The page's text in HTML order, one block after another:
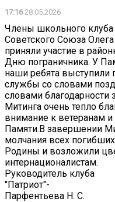
17:1628.05.2026
Члены школьного клуба
Советского Союза
приняли участие в
Дню пограничника. У
наши ребята выступили
службы со словами
словами благодарности
Митинга очень тепло
внимание к ветеранам и
Памяти.В завершении
молчания всех
Родины и возложили
интернационалистам.
Руководитель клуба
"Патриот"-
Парфентьева Н. С.